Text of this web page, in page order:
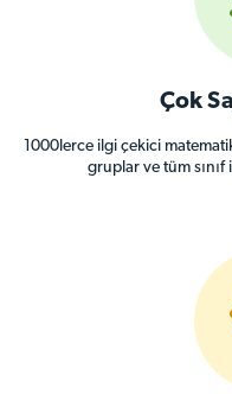
Çok
1000lerce ilgi çekici
gruplar ve tüm